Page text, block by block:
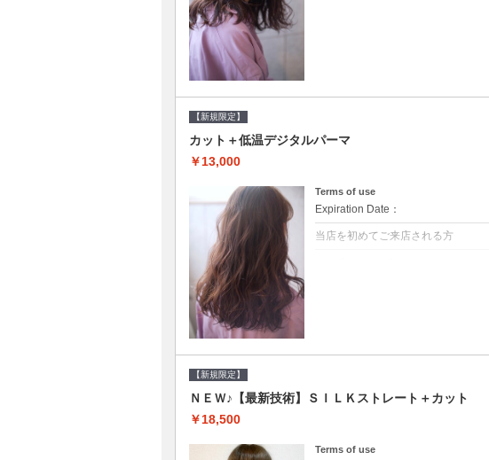
【新規限定】
カット＋低温デジタルパーマ
￥13,000
Terms of use
Expiration Date：
当店を初めてご来店される方
【新規限定】
ＮＥＷ♪【最新技術】ＳＩＬＫストレート＋カット
￥18,500
Terms of use